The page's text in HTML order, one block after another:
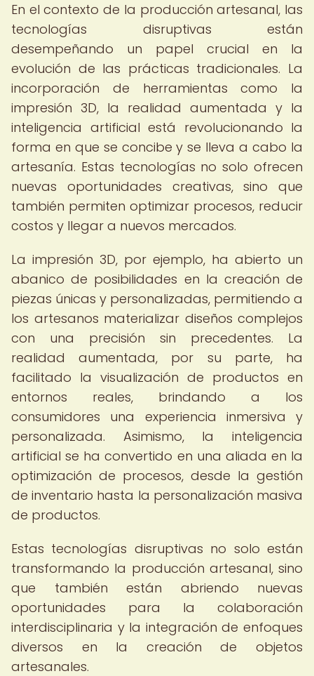
En el contexto de la producción artesanal, las
tecnologías disruptivas están
desempeñando un papel crucial en la
evolución de las prácticas tradicionales. La
incorporación de herramientas como la
impresión 3D, la realidad aumentada y la
inteligencia artificial está revolucionando la
forma en que se concibe y se lleva a cabo la
artesanía. Estas tecnologías no solo ofrecen
nuevas oportunidades creativas, sino que
también permiten optimizar procesos, reducir
costos y llegar a nuevos mercados.
La impresión 3D, por ejemplo, ha abierto un
abanico de posibilidades en la creación de
piezas únicas y personalizadas, permitiendo a
los artesanos materializar diseños complejos
con una precisión sin precedentes. La
realidad aumentada, por su parte, ha
facilitado la visualización de productos en
entornos reales, brindando a los
consumidores una experiencia inmersiva y
personalizada. Asimismo, la inteligencia
artificial se ha convertido en una aliada en la
optimización de procesos, desde la gestión
de inventario hasta la personalización masiva
de productos.
Estas tecnologías disruptivas no solo están
transformando la producción artesanal, sino
que también están abriendo nuevas
oportunidades para la colaboración
interdisciplinaria y la integración de enfoques
diversos en la creación de objetos
artesanales.